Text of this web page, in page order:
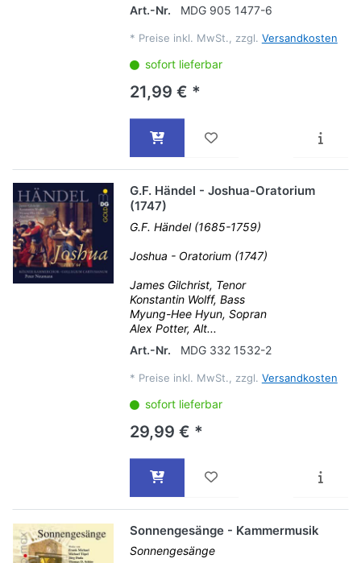
Art.-Nr. MDG 905 1477-6
* Preise inkl. MwSt., zzgl. Versandkosten
sofort lieferbar
21,99 € *
G.F. Händel - Joshua-Oratorium
(1747)
G.F. Händel (1685-1759)
Joshua - Oratorium (1747)
James Gilchrist, Tenor
Konstantin Wolff, Bass
Myung-Hee Hyun, Sopran
Alex Potter, Alt...
Art.-Nr.
MDG 332 1532-2
* Preise inkl. MwSt., zzgl. Versandkosten
sofort lieferbar
29,99 € *
Sonnengesänge - Kammermusik
Sonnengesänge